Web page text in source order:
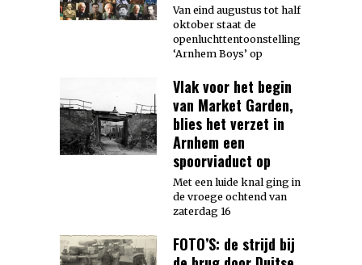
Van eind augustus tot half
oktober staat de
openluchttentoonstelling
‘Arnhem Boys’ op
Vlak voor het begin
van Market Garden,
blies het verzet in
Arnhem een
spoorviaduct op
Met een luide knal ging in
de vroege ochtend van
zaterdag 16
FOTO’S: de strijd bij